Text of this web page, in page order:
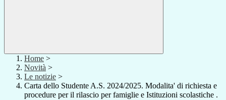
Home >
Novità >
Le notizie >
Carta dello Studente A.S. 2024/2025. Modalita' di richiesta e
procedure per il rilascio per famiglie e Istituzioni scolastiche .